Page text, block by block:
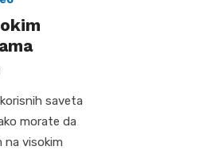
saveta
morate da
visokim